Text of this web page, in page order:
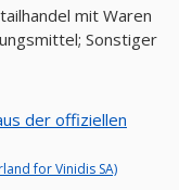
mit Waren
Sonstiger
der offiziellen
for Vinidis SA)